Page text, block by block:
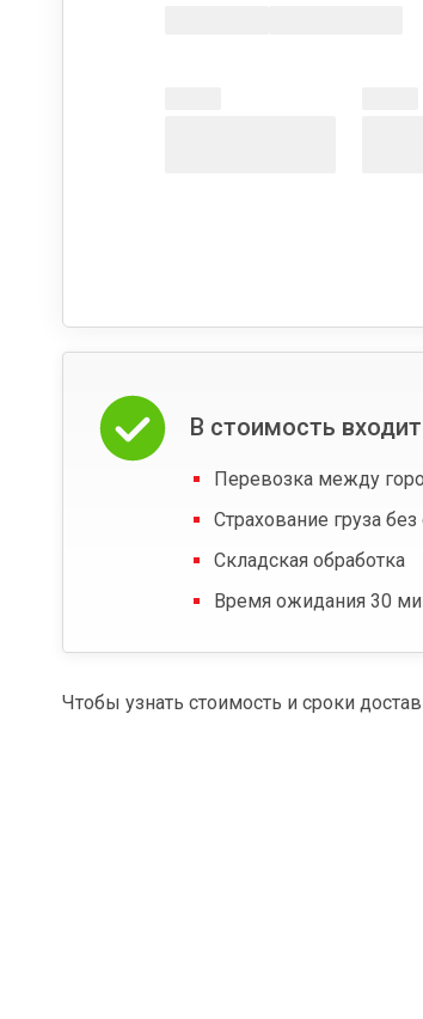
В стоимость входит
Перевозка между
Страхование груза
Складская обработка
Время ожидания 30
Чтобы узнать стоимость и сроки